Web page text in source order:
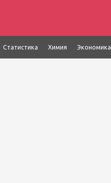
Статистика Химия Экономика